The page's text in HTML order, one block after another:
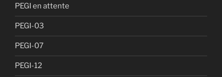
PEGI en attente
PEGI-03
PEGI-07
PEGI-12